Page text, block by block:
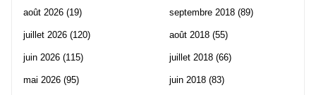
août 2026 (19)
juillet 2026 (120)
juin 2026 (115)
mai 2026 (95)
septembre 2018 (89)
août 2018 (55)
juillet 2018 (66)
juin 2018 (83)